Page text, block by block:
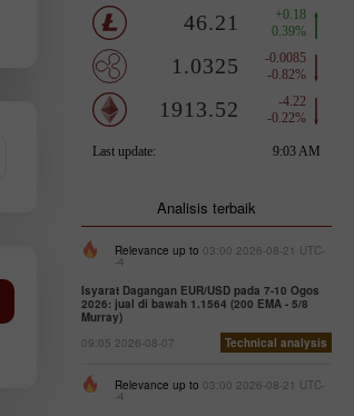
Analisis terbaik
Relevance up to 03:00 2026-08-21 UTC-
-4
Isyarat Dagangan EUR/USD pada 7-10 Ogos
2026: jual di bawah 1.1564 (200 EMA - 5/8
Murray)
09:05 2026-08-07
Technical analysis
Relevance up to 03:00 2026-08-21 UTC-
-4